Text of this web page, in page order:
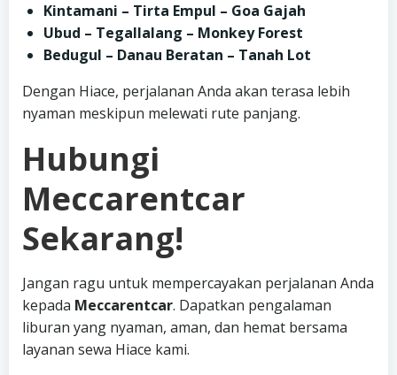
Kintamani – Tirta Empul – Goa Gajah
Ubud – Tegallalang – Monkey Forest
Bedugul – Danau Beratan – Tanah Lot
Dengan Hiace, perjalanan Anda akan terasa lebih
nyaman meskipun melewati rute panjang.
Hubungi
Meccarentcar
Sekarang!
Jangan ragu untuk mempercayakan perjalanan Anda
kepada Meccarentcar. Dapatkan pengalaman
liburan yang nyaman, aman, dan hemat bersama
layanan sewa Hiace kami.